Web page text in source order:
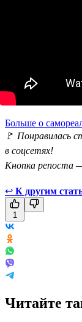
Больше о
🚩 Понравилась
в соцсетях!
Кнопка репоста
↩ К другим
1
Читайте